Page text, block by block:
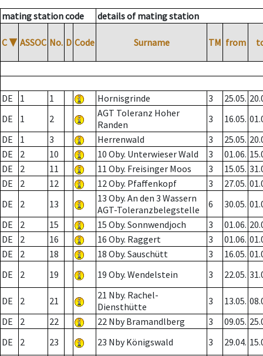
mating station code details of mating station
C ▼ ASSOC No. D Code Surname TM from
DE 1 1 Hornisgrinde 3 25.05.
DE
1 2
AGT Toleranz Hoher
Randen
3 16.05.
DE
1 3 Herrenwald 3 25.05.
DE
2 10 10 Oby. Unterwieser Wald 3 01.06.
DE
2 11 11 Oby. Freisinger Moos 3 15.05.
DE
2 12 12 Oby. Pfaffenkopf 3 27.05.
DE
2 13
13 Oby. An den 3 Wassern
AGT-Toleranzbelegstelle
6 30.05.
DE
2 15 15 Oby. Sonnwendjoch 3 01.06.
DE
2 16 16 Oby. Raggert 3 01.06.
DE
2 18 18 Oby. Sauschütt 3 16.05.
DE
2 19 19 Oby. Wendelstein 3 22.05.
DE 2 21
21 Nby. Rachel-
Diensthütte
3 13.05.
DE
2 22 22 Nby Bramandlberg 3 09.05.
DE
2 23 23 Nby Königswald 3 29.04.